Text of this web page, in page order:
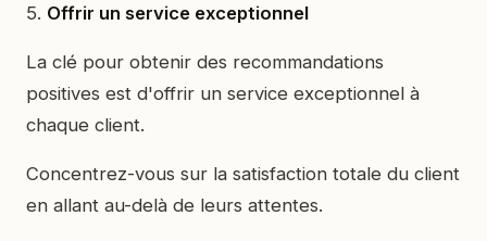
5. Offrir un service exceptionnel
La clé pour obtenir des recommandations
positives est d'offrir un service exceptionnel à
chaque client.
Concentrez-vous sur la satisfaction totale du client
en allant au-delà de leurs attentes.